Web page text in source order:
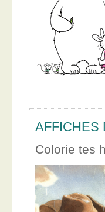
AFFICHES
Colorie tes